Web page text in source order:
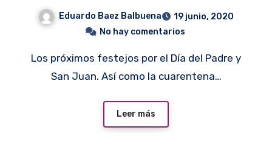
Eduardo Baez Balbuena
19 junio, 2020
No hay comentarios
Los próximos festejos por el Día del Padre y
San Juan. Así como la cuarentena…
Leer más